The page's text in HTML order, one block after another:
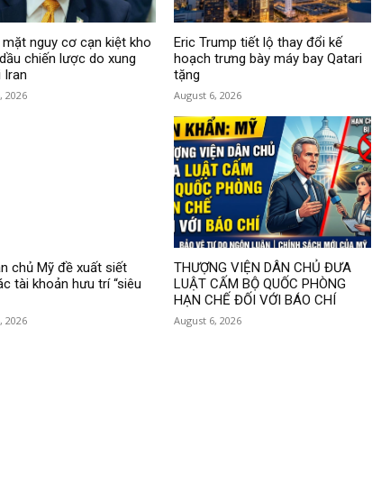
nguy cơ cạn kiệt kho
chiến lược do xung
2026
Eric Trump tiết lộ thay đổi kế
hoạch trưng bày máy bay Qatari
tặng
August 6, 2026
chủ Mỹ đề xuất siết
tài khoản hưu trí “siêu
2026
THƯỢNG VIỆN DÂN CHỦ ĐƯA
LUẬT CẤM BỘ QUỐC PHÒNG
HẠN CHẾ ĐỐI VỚI BÁO CHÍ
August 6, 2026